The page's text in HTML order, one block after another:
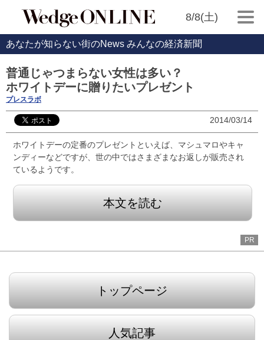
8/8(土)
あなたが知らない街のNews みんなの経済新聞
普通じゃつまらない女性は多い？
ホワイトデーに贈りたいプレゼント
プレスラボ
2014/03/14
ホワイトデーの定番のプレゼントといえば、マシュマロやキャ
ンディーなどですが、世の中ではさまざまなお返しが販売され
ているようです。
本文を読む
PR
トップページ
人気記事